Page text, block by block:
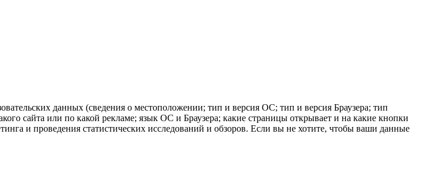
данных (сведения о местоположении; тип и версия ОС; тип и версия Браузера; тип
сайта или по какой рекламе; язык ОС и Браузера; какие страницы открывает и на какие кнопки
и проведения статистических исследований и обзоров. Если вы не хотите, чтобы ваши данные